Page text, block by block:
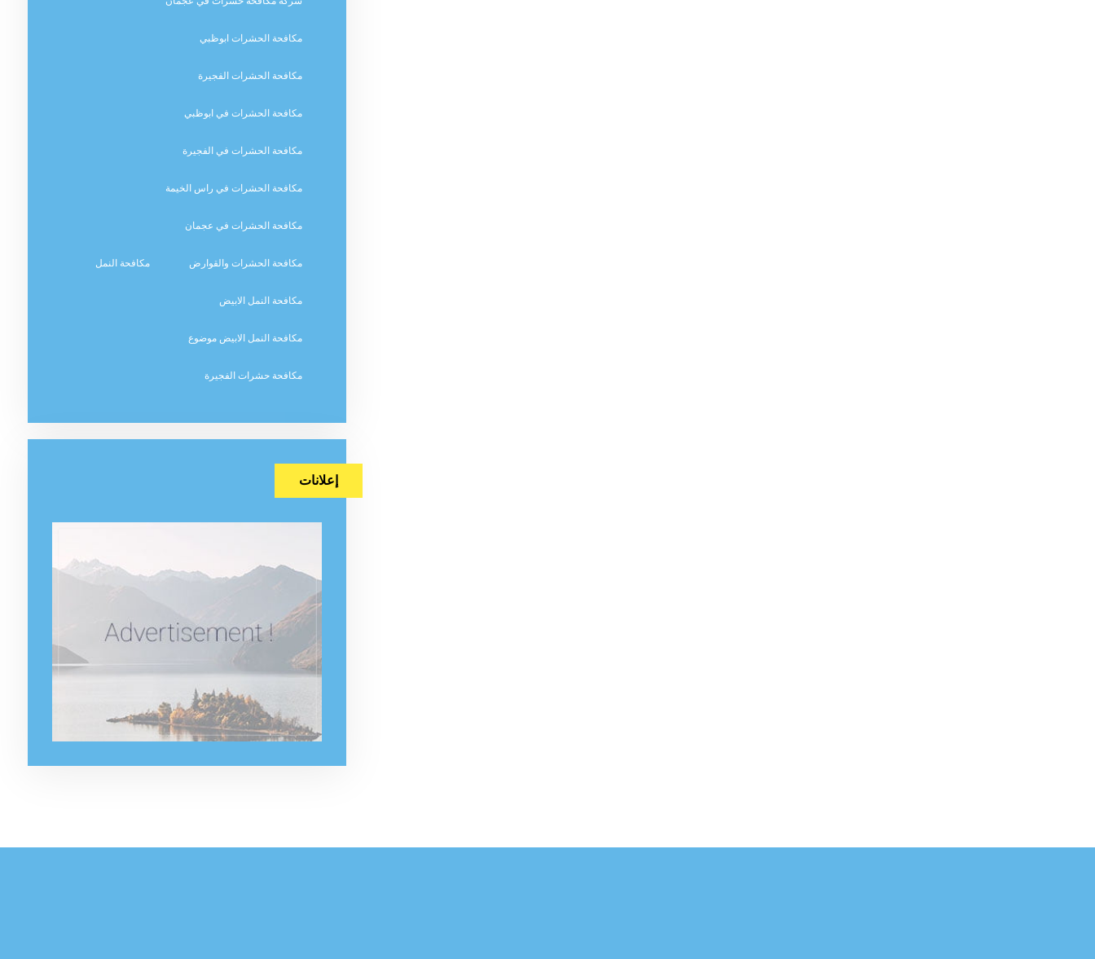
مكافحة الحشرات ابوظبي
مكافحة الحشرات الفجيرة
مكافحة الحشرات في ابوظبي
مكافحة الحشرات في الفجيرة
مكافحة الحشرات في راس الخيمة
مكافحة الحشرات في عجمان
مكافحة الحشرات والقوارض مكافحة النمل
مكافحة النمل الابيض
مكافحة النمل الابيض موضوع
مكافحة حشرات الفجيرة
إعلانات